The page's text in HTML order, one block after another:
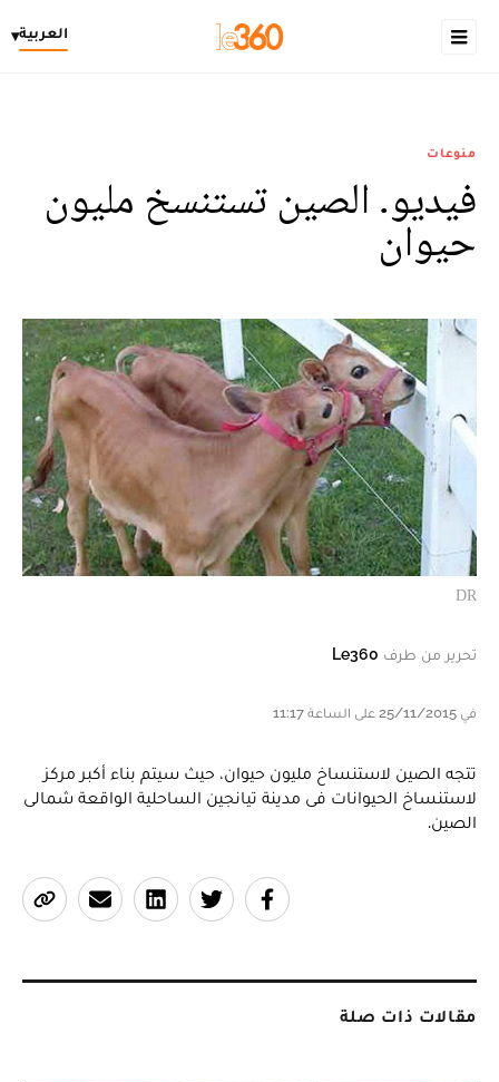
العربية▾
منوعات
فيديو. الصين تستنسخ مليون
حيوان
DR
تحرير من طرف Le360
في 25/11/2015 على الساعة 11:17
تتجه الصين لاستنساخ مليون حيوان، حيث سيتم بناء أكبر مركز
لاستنساخ الحيوانات فى مدينة تيانجين الساحلية الواقعة شمالى
الصين.
مقالات ذات صلة